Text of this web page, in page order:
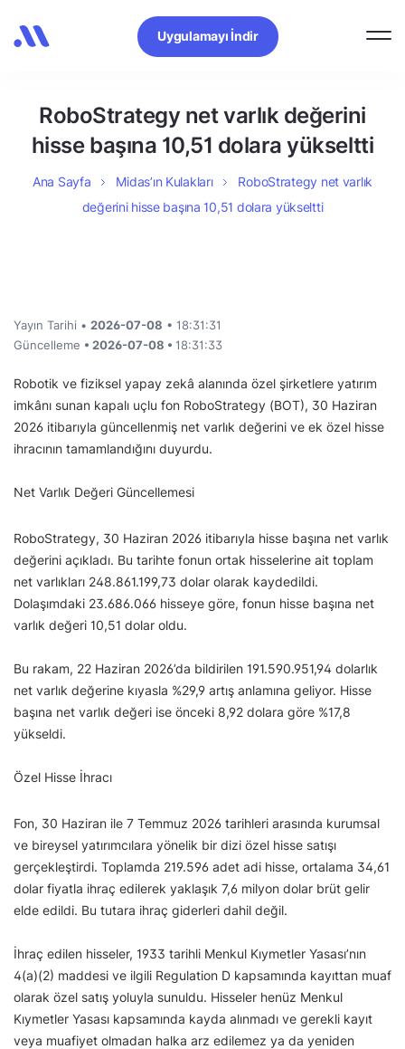
Uygulamayı İndir
RoboStrategy net varlık değerini
hisse başına 10,51 dolara yükseltti
Ana Sayfa Midas’ın Kulakları
RoboStrategy net varlık
değerini hisse başına 10,51 dolara yükseltti
Yayın Tarihi • 2026-07-08 • 18:31:31
Güncelleme • 2026-07-08 • 18:31:33
Robotik ve fiziksel yapay zekâ alanında özel şirketlere yatırım
imkânı sunan kapalı uçlu fon RoboStrategy (BOT), 30 Haziran
2026 itibarıyla güncellenmiş net varlık değerini ve ek özel hisse
ihracının tamamlandığını duyurdu.
Net Varlık Değeri Güncellemesi
RoboStrategy, 30 Haziran 2026 itibarıyla hisse başına net varlık
değerini açıkladı. Bu tarihte fonun ortak hisselerine ait toplam
net varlıkları 248.861.199,73 dolar olarak kaydedildi.
Dolaşımdaki 23.686.066 hisseye göre, fonun hisse başına net
varlık değeri 10,51 dolar oldu.
Bu rakam, 22 Haziran 2026’da bildirilen 191.590.951,94 dolarlık
net varlık değerine kıyasla %29,9 artış anlamına geliyor. Hisse
başına net varlık değeri ise önceki 8,92 dolara göre %17,8
yükseldi.
Özel Hisse İhracı
Fon, 30 Haziran ile 7 Temmuz 2026 tarihleri arasında kurumsal
ve bireysel yatırımcılara yönelik bir dizi özel hisse satışı
gerçekleştirdi. Toplamda 219.596 adet adi hisse, ortalama 34,61
dolar fiyatla ihraç edilerek yaklaşık 7,6 milyon dolar brüt gelir
elde edildi. Bu tutara ihraç giderleri dahil değil.
İhraç edilen hisseler, 1933 tarihli Menkul Kıymetler Yasası’nın
4(a)(2) maddesi ve ilgili Regulation D kapsamında kayıttan muaf
olarak özel satış yoluyla sunuldu. Hisseler henüz Menkul
Kıymetler Yasası kapsamında kayda alınmadı ve gerekli kayıt
veya muafiyet olmadan halka arz edilemez ya da yeniden